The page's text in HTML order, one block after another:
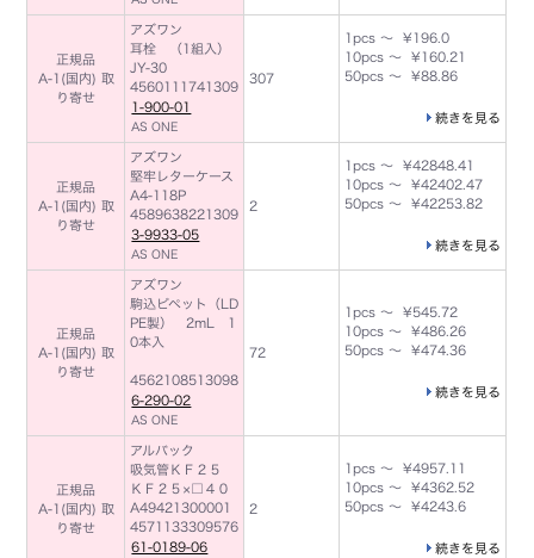
正規品
A-1(国内) 取
り寄せ
アズワン
耳栓 （1組入）
JY-30
4560111741309
1-900-01
AS ONE
307
1pcs ～ ¥196.0
10pcs ～ ¥160.21
50pcs ～ ¥88.86
続きを見る
正規品
A-1(国内) 取
り寄せ
アズワン
堅牢レターケース
A4-118P
4589638221309
3-9933-05
AS ONE
2
1pcs ～ ¥42848.41
10pcs ～ ¥42402.47
50pcs ～ ¥42253.82
続きを見る
正規品
A-1(国内) 取
り寄せ
アズワン
駒込ピペット（LD
PE製） 2mL 1
0本入
4562108513098
6-290-02
AS ONE
72
1pcs ～ ¥545.72
10pcs ～ ¥486.26
50pcs ～ ¥474.36
続きを見る
正規品
A-1(国内) 取
り寄せ
アルバック
吸気管ＫＦ２５
ＫＦ２５×□４０
A49421300001
4571133309576
61-0189-06
2
1pcs ～ ¥4957.11
10pcs ～ ¥4362.52
50pcs ～ ¥4243.6
続きを見る